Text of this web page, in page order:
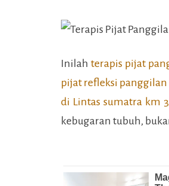
Inilah terapis pijat
pijat refleksi panggilan
di Lintas sumatra km
kebugaran tubuh,